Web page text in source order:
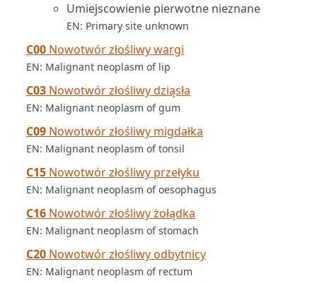
Umiejscowienie pierwotne nieznane
EN: Primary site unknown
C00 Nowotwór złośliwy wargi
EN: Malignant neoplasm of lip
C03 Nowotwór złośliwy dziąsła
EN: Malignant neoplasm of gum
C09 Nowotwór złośliwy migdałka
EN: Malignant neoplasm of tonsil
C15 Nowotwór złośliwy przełyku
EN: Malignant neoplasm of oesophagus
C16 Nowotwór złośliwy żołądka
EN: Malignant neoplasm of stomach
C20 Nowotwór złośliwy odbytnicy
EN: Malignant neoplasm of rectum